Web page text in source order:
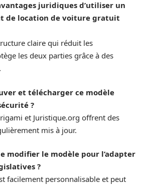
juridiques d’utiliser un
de location de voiture gratuit
claire qui réduit les
les deux parties grâce à des
et télécharger ce modèle
?
et Juristique.org offrent des
mis à jour.
modifier le modèle pour l’adapter
?
facilement personnalisable et peut